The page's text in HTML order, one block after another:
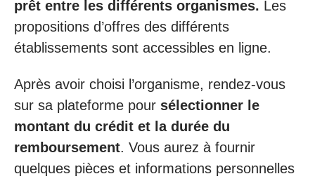
prêt entre les différents organismes. Les
propositions d’offres des différents
établissements sont accessibles en ligne.
Après avoir choisi l’organisme, rendez-vous
sur sa plateforme pour sélectionner le
montant du crédit et la durée du
remboursement. Vous aurez à fournir
quelques pièces et informations personnelles